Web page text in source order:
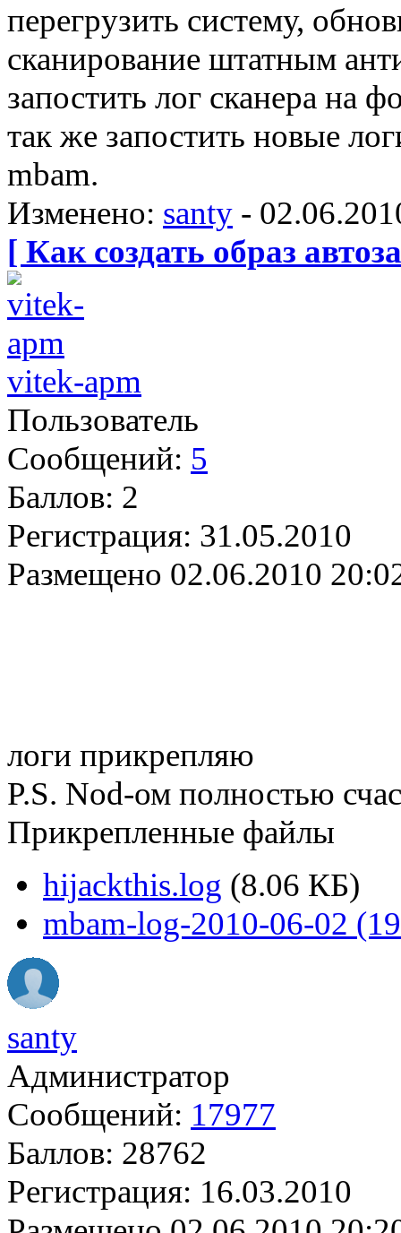
перегрузить систему,
сканирование штатным
запостить лог сканера на
так же запостить новые
mbam.
Изменено: santy -
[ Как создать образ
vitek-apm
Пользователь
Сообщений: 5
Баллов: 2
Регистрация: 31.05.2010
Размещено 02.06.2010
логи прикрепляю
P.S. Nod-ом полностью
Прикрепленные файлы
hijackthis.log (8.06 КБ)
mbam-log-2010-06-02
santy
Администратор
Сообщений: 17977
Баллов: 28762
Регистрация: 16.03.2010